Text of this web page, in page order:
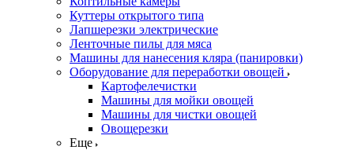
Куттеры открытого типа
Лапшерезки электрические
Ленточные пилы для мяса
Машины для нанесения кляра (панировки)
Оборудование для переработки овощей
Картофелечистки
Машины для мойки овощей
Машины для чистки овощей
Овощерезки
Еще